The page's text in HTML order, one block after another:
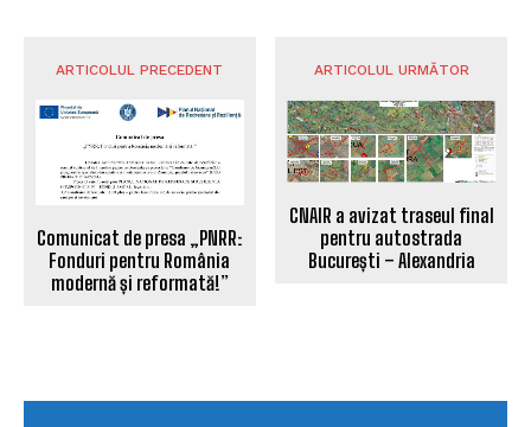
ARTICOLUL PRECEDENT
Comunicat de presa „PNRR:
Fonduri pentru România
modernă și reformată!”
ARTICOLUL URMĂTOR
CNAIR a avizat traseul final
pentru autostrada
București – Alexandria